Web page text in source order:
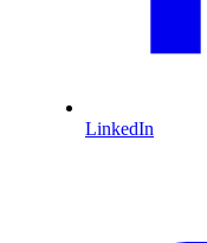
LinkedIn